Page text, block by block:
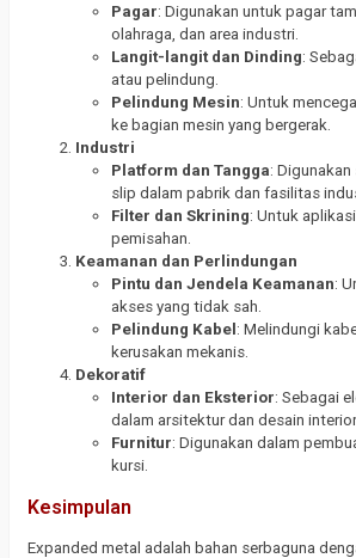
Pagar: Digunakan untuk pagar
olahraga, dan area industri.
Langit-langit dan Dinding:
atau pelindung.
Pelindung Mesin: Untuk
ke bagian mesin yang bergerak.
Industri
Platform dan Tangga:
slip dalam pabrik dan fasilitas
Filter dan Skrining: Untuk
pemisahan.
Keamanan dan Perlindungan
Pintu dan Jendela Keamanan:
akses yang tidak sah.
Pelindung Kabel : Melindungi
kerusakan mekanis.
Dekoratif
Interior dan Eksterior: Sebagai
dalam arsitektur dan desain
Furnitur: Digunakan dalam
kursi.
Kesimpulan
Expanded metal adalah bahan serbaguna